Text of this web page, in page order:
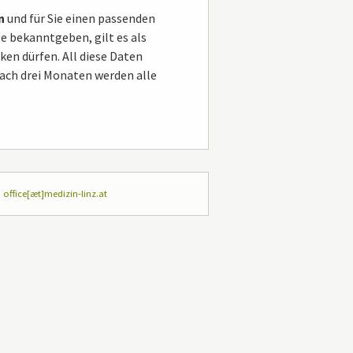
und für Sie einen passenden
bekanntgeben, gilt es als
dürfen. All diese Daten
drei Monaten werden alle
office[æt]medizin-linz.at